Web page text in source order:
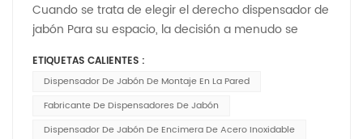
Cuando se trata de elegir el derecho dispensador de
jabón Para su espacio, la decisión a menudo se
jabón de montaje en la pared y el dispensador de
jabón de encimera. Ambos tienen sus ventajas
únicas, pero ¿cuál es más adecuada para sus
necesidades? El Dispensador de jabón de montaje
ETIQUETAS CALIENTES :
Dispensador De Jabón De Montaje En La Pared
Fabricante De Dispensadores De Jabón
Dispensador De Jabón De Encimera De Acero Inoxidable